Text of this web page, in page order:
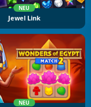
NEU
Jewel Link
NEU